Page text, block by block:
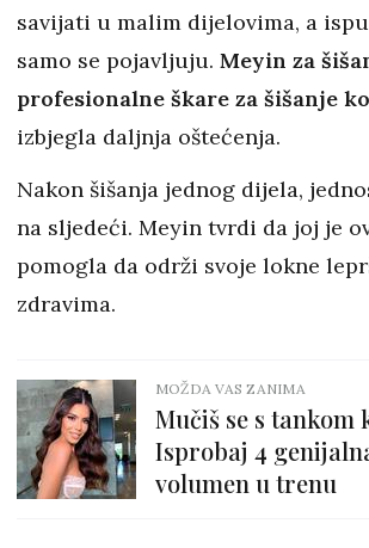
savijati u malim dijelovima, a
samo se pojavljuju. Meyin za
profesionalne škare za šišanje
izbjegla daljnja oštećenja.
Nakon šišanja jednog dijela,
na sljedeći. Meyin tvrdi da joj je
pomogla da održi svoje lokne
zdravima.
MOŽDA VAS ZANIMA
Mučiš se s tankom
Isprobaj 4
volumen u trenu